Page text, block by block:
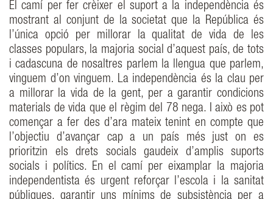
El camí per fer crèixer el suport a la independència és
mostrant al conjunt de la societat que la República és
l’única opció per millorar la qualitat de vida de les
classes populars, la majoria social d’aquest país, de tots
i cadascuna de nosaltres parlem la llengua que parlem,
vinguem d’on vinguem. La independència és la clau per
a millorar la vida de la gent, per a garantir condicions
materials de vida que el règim del 78 nega. I això es pot
començar a fer des d’ara mateix tenint en compte que
l’objectiu d’avançar cap a un país més just on es
prioritzin els drets socials gaudeix d’amplis suports
socials i polítics. En el camí per eixamplar la majoria
independentista és urgent reforçar l’escola i la sanitat